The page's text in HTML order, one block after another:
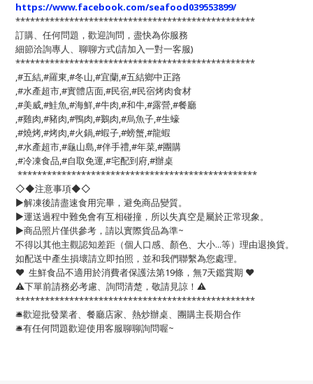
https://www.facebook.com/seafood039553899/
*************************************************
訂購、任何問題，歡迎詢問，盡快為你服務
細節洽詢專人、聊聊方式(請加入一對一客服)
*************************************************
,#五結,#羅東,#冬山,#宜蘭,#五結鄉中正路
,#水產超市,#實體店面,#民宿,#民宿烤肉食材
,#美威,#鮭魚,#海鮮,#牛肉,#和牛,#露營,#餐廳
,#雞肉,#豬肉,#鴨肉,#鵝肉,#烏魚子,#生蠔
,#燒烤,#烤肉,#火鍋,#蝦子,#螃蟹,#龍蝦
,#水產超市,#龜山島,#伴手禮,#年菜,#團購
,#冷凍食品,#自取免運,#宅配到府,#辦桌
*************************************************
◇◆注意事項◆◇
▶️解凍後請盡速食用完畢，避免商品變質。
▶️運送過程中難免會有互相碰撞，所以失真空是屬於正常現象。
▶️商品照片僅供參考，請以實際貨品為準~
不得以其他主觀認知差距（個人口感、顏色、大小...等）理由退換貨。
如配送中產生損壞請立即拍照，並和我們聯繫為您處理。
❤️ 生鮮食品不適用於消費者保護法第19條，無7天鑑賞期 ❤️
⚠️下單前請務必考慮、詢問清楚，敬請見諒！⚠️
*************************************************
🛎歡迎批發業者、餐廳店家、熱炒辦桌、團購主長期合作
🛎有任何問題歡迎使用客服聊聊詢問喔~